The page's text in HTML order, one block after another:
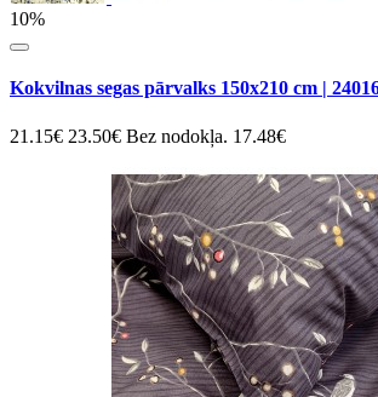
10%
Kokvilnas segas pārvalks 150x210 cm |
21.15€ 23.50€ Bez nodokļa. 17.48€